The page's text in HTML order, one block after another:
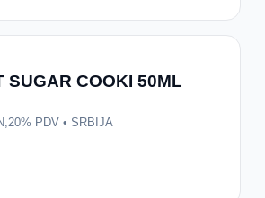
SUGAR COOKI 50ML
PDV • SRBIJA